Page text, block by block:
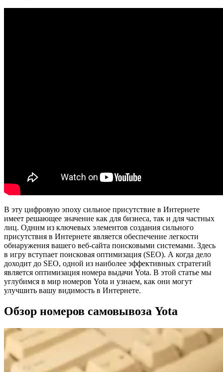
В эту цифровую эпоху сильное присутствие в Интернете
имеет решающее значение как для бизнеса, так и для частных
лиц. Одним из ключевых элементов создания сильного
присутствия в Интернете является обеспечение легкости
обнаружения вашего веб-сайта поисковыми системами. Здесь
в игру вступает поисковая оптимизация (SEO). А когда дело
доходит до SEO, одной из наиболее эффективных стратегий
является оптимизация номера выдачи Yota. В этой статье мы
углубимся в мир номеров Yota и узнаем, как они могут
улучшить вашу видимость в Интернете.
Обзор номеров самовывоза Yota